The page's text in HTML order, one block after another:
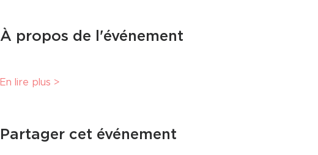
À propos de l'événement
En lire plus >
Partager cet événement